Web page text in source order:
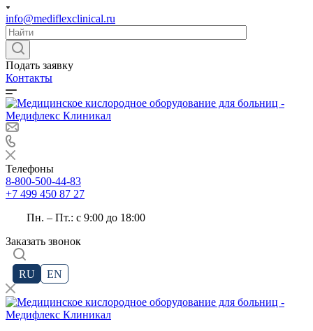
info@mediflexclinical.ru
Подать заявку
Контакты
Телефоны
8-800-500-44-83
+7 499 450 87 27
Пн. – Пт.: с 9:00 до 18:00
Заказать звонок
RU EN